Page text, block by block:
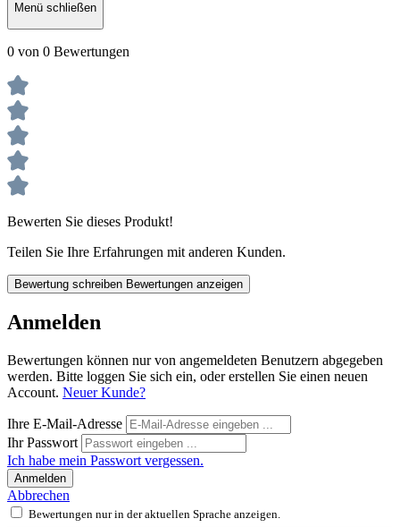
Menü schließen
0 von 0 Bewertungen
Bewerten Sie dieses Produkt!
Teilen Sie Ihre Erfahrungen mit anderen Kunden.
Bewertung schreiben Bewertungen anzeigen
Anmelden
Bewertungen können nur von angemeldeten Benutzern abgegeben
werden. Bitte loggen Sie sich ein, oder erstellen Sie einen neuen
Account. Neuer Kunde?
Ihre E-Mail-Adresse
Ihr Passwort
Ich habe mein Passwort vergessen.
Anmelden
Abbrechen
Bewertungen nur in der aktuellen Sprache anzeigen.